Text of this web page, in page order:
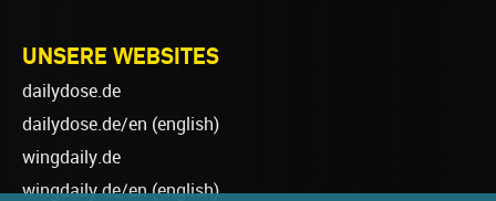
UNSERE WEBSITES
dailydose.de
dailydose.de/en (english)
wingdaily.de
wingdaily.de/en(english)